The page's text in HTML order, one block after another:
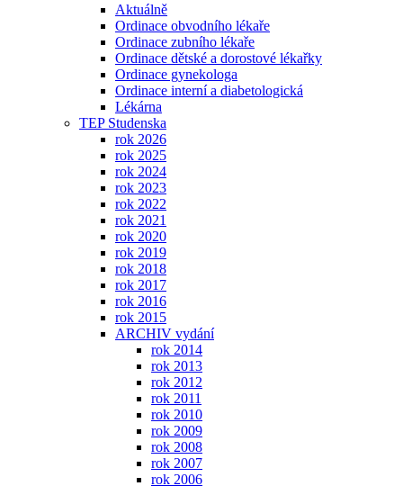
Aktuálně
Ordinace obvodního lékaře
Ordinace zubního lékaře
Ordinace dětské a dorostové lékařky
Ordinace gynekologa
Ordinace interní a diabetologická
Lékárna
TEP Studenska
rok 2026
rok 2025
rok 2024
rok 2023
rok 2022
rok 2021
rok 2020
rok 2019
rok 2018
rok 2017
rok 2016
rok 2015
ARCHIV vydání
rok 2014
rok 2013
rok 2012
rok 2011
rok 2010
rok 2009
rok 2008
rok 2007
rok 2006